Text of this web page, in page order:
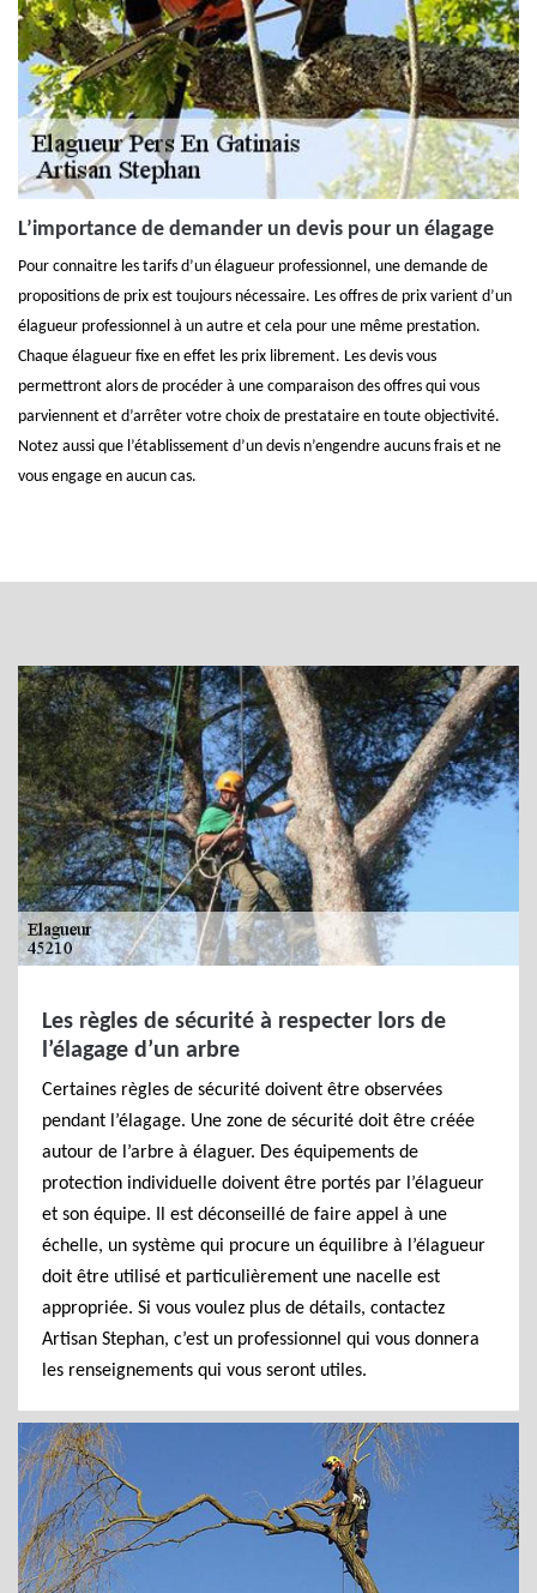
L’importance de demander un devis pour un élagage
Pour connaitre les tarifs d’un élagueur professionnel, une demande de
propositions de prix est toujours nécessaire. Les offres de prix varient d’un
élagueur professionnel à un autre et cela pour une même prestation.
Chaque élagueur fixe en effet les prix librement. Les devis vous
permettront alors de procéder à une comparaison des offres qui vous
parviennent et d’arrêter votre choix de prestataire en toute objectivité.
Notez aussi que l’établissement d’un devis n’engendre aucuns frais et ne
vous engage en aucun cas.
Les règles de sécurité à respecter lors de
l’élagage d’un arbre
Certaines règles de sécurité doivent être observées
pendant l’élagage. Une zone de sécurité doit être créée
autour de l’arbre à élaguer. Des équipements de
protection individuelle doivent être portés par l’élagueur
et son équipe. Il est déconseillé de faire appel à une
échelle, un système qui procure un équilibre à l’élagueur
doit être utilisé et particulièrement une nacelle est
appropriée. Si vous voulez plus de détails, contactez
Artisan Stephan, c’est un professionnel qui vous donnera
les renseignements qui vous seront utiles.